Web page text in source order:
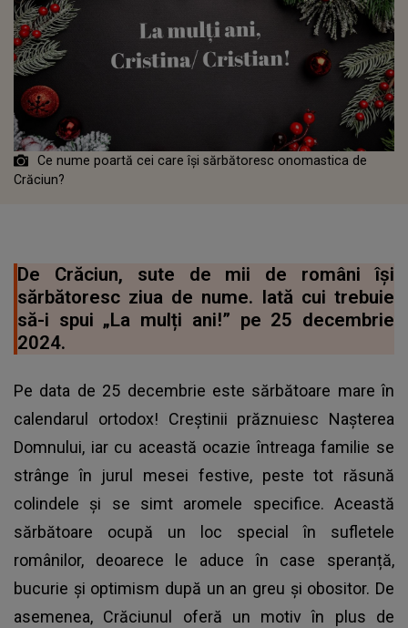
Ce nume poartă cei care își sărbătoresc onomastica de
Crăciun?
De Crăciun, sute de mii de români își
sărbătoresc ziua de nume. Iată cui trebuie
să-i spui „La mulți ani!” pe 25 decembrie
2024.
Pe data de 25 decembrie este sărbătoare mare în
calendarul ortodox! Creștinii prăznuiesc Nașterea
Domnului, iar cu această ocazie întreaga familie se
strânge în jurul mesei festive, peste tot răsună
colindele și se simt aromele specifice. Această
sărbătoare ocupă un loc special în sufletele
românilor, deoarece le aduce în case speranță,
bucurie și optimism după un an greu și obositor. De
asemenea, Crăciunul oferă un motiv în plus de